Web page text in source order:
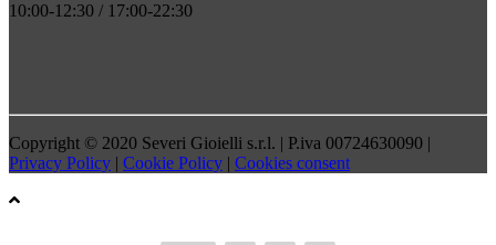
10:00-12:30 / 17:00-22:30
Copyright © 2020 Severi Gioielli s.r.l. | P.iva 00724630090 |
Privacy Policy | Cookie Policy | Cookies consent